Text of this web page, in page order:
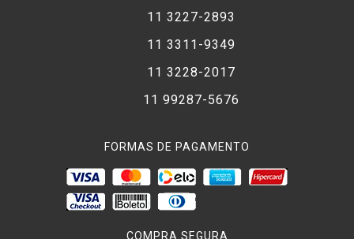
11 3227-2893
11 3311-9349
11 3228-2017
11 99287-5676
FORMAS DE PAGAMENTO
COMPRA SEGURA